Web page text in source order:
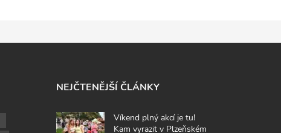
NEJČTENĚJŠÍ ČLÁNKY
Víkend plný akcí je tu!
Kam vyrazit v Plzeňském